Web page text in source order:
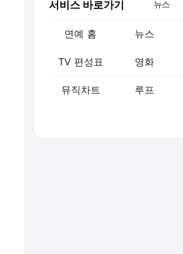
서비스 바로가기 뉴스
연예 홈 뉴스
TV 편성표 영화
뮤직차트 루프